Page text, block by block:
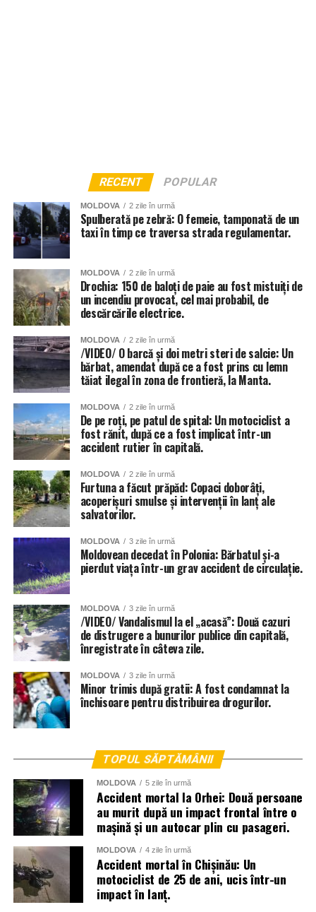
Și instituțiile de învățământ din Chișinău au fost grav
grădinițe din sectoarele Botanica, Buiucani, Centru și
Râșcani. Totuși autoritățile dau asigurări că situația va fi
remediată în cel mai scurt timp.
Inundat a fost și teatrul de Operă și Balet Maria Bieșu, sub
presiunea apei de pe acoperiș, au cedat două țevi.
Inundate au fost și trecerile subterane de pietoni, dar și
parcările amenajate în subsolurile blocurilor locative.
RECENT POPULAR
MOLDOVA 2 zile în urmă
Spulberată pe zebră: O femeie, tamponată de un
taxi în timp ce traversa strada regulamentar.
MOLDOVA 2 zile în urmă
Drochia: 150 de baloți de paie au fost mistuiți de
un incendiu provocat, cel mai probabil, de
descărcările electrice.
MOLDOVA 2 zile în urmă
/VIDEO/ O barcă și doi metri steri de salcie: Un
bărbat, amendat după ce a fost prins cu lemn
tăiat ilegal în zona de frontieră, la Manta.
MOLDOVA 2 zile în urmă
De pe roți, pe patul de spital: Un motociclist a
fost rănit, după ce a fost implicat într-un
accident rutier în capitală.
MOLDOVA 2 zile în urmă
Furtuna a făcut prăpăd: Copaci doborâți,
acoperișuri smulse și intervenții în lanț ale
salvatorilor.
MOLDOVA 3 zile în urmă
Moldovean decedat în Polonia: Bărbatul și-a
pierdut viața într-un grav accident de circulație.
MOLDOVA 3 zile în urmă
/VIDEO/ Vandalismul la el „acasă”: Două cazuri
de distrugere a bunurilor publice din capitală,
înregistrate în câteva zile.
MOLDOVA 3 zile în urmă
Minor trimis după gratii: A fost condamnat la
închisoare pentru distribuirea drogurilor.
TOPUL SĂPTĂMÂNII
MOLDOVA 5 zile în urmă
Accident mortal la Orhei: Două persoane
au murit după un impact frontal între o
mașină și un autocar plin cu pasageri.
MOLDOVA 4 zile în urmă
Accident mortal în Chișinău: Un
motociclist de 25 de ani, ucis într-un
impact în lanț.